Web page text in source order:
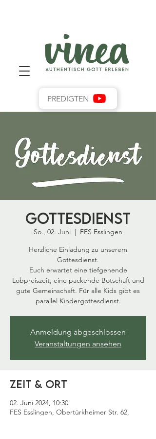
PREDIGTEN
Gottesdienst
So., 02. Juni
  |
FES Esslingen
Herzliche Einladung zu unserem
Gottesdienst.
Euch erwartet eine tiefgehende
Lobpreiszeit, eine packende Botschaft und
gute Gemeinschaft. Für alle Kids gibt es
parallel Kindergottesdienst.
Anmeldung abgeschlossen
Veranstaltungen ansehen
Zeit & Ort
02. Juni 2024, 10:30
FES Esslingen, Obertürkheimer Str. 62,